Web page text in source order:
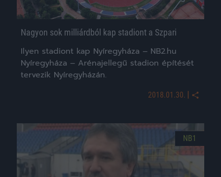
Nagyon sok milliárdból kap stadiont a Szpari
Ilyen stadiont kap Nyíregyháza – NB2.hu
Nyíregyháza – Arénajellegű stadion építését
tervezik Nyíregyházán.
2018.01.30. |
NB1